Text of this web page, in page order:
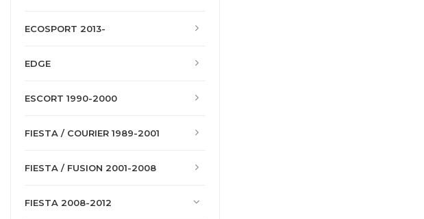
ECOSPORT 2013-
EDGE
ESCORT 1990-2000
FIESTA / COURIER 1989-2001
FIESTA / FUSION 2001-2008
FIESTA 2008-2012